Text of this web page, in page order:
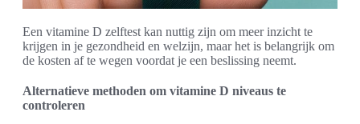
Een vitamine D zelftest kan nuttig zijn om meer inzicht te
krijgen in je gezondheid en welzijn, maar het is belangrijk om
de kosten af te wegen voordat je een beslissing neemt.
Alternatieve methoden om vitamine D niveaus te
controleren